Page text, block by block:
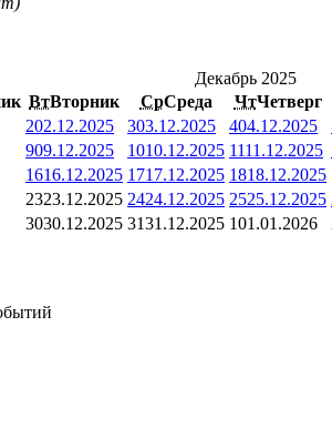
Декабрь 2025
ВтВторник СрСреда ЧтЧетверг
202.12.2025 303.12.2025 404.12.2025
909.12.2025 1010.12.2025 1111.12.2025
1616.12.2025 1717.12.2025 1818.12.2025
2323.12.2025 2424.12.2025 2525.12.2025
3030.12.2025 3131.12.2025 101.01.2026